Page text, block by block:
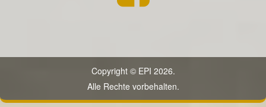
Copyright © EPI 2026.
Alle Rechte vorbehalten.